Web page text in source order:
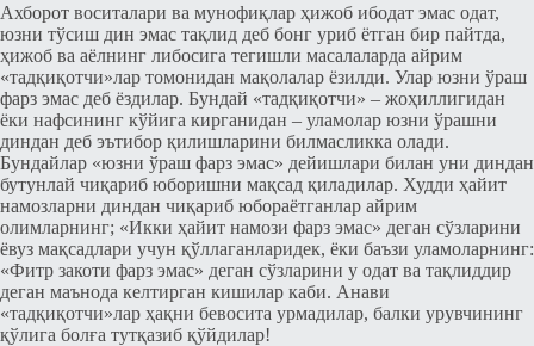
Ахборот воситалари ва мунофиқлар ҳижоб ибодат эмас одат,
юзни тўсиш дин эмас тақлид деб бонг уриб ётган бир пайтда,
ҳижоб ва аёлнинг либосига тегишли масалаларда айрим
«тадқиқотчи»лар томонидан мақолалар ёзилди. Улар юзни ўраш
фарз эмас деб ёздилар. Бундай «тадқиқотчи» ‒ жоҳиллигидан
ёки нафсининг кўйига кирганидан ‒ уламолар юзни ўрашни
диндан деб эътибор қилишларини билмасликка олади.
Бундайлар «юзни ўраш фарз эмас» дейишлари билан уни диндан
бутунлай чиқариб юборишни мақсад қиладилар. Худди ҳайит
намозларни диндан чиқариб юбораётганлар айрим
олимларнинг; «Икки ҳайит намози фарз эмас» деган сўзларини
ёвуз мақсадлари учун қўллаганларидек, ёки баъзи уламоларнинг:
«Фитр закоти фарз эмас» деган сўзларини у одат ва тақлиддир
деган маънода келтирган кишилар каби. Анави
«тадқиқотчи»лар ҳақни бевосита урмадилар, балки урувчининг
қўлига болға тутқазиб қўйдилар!